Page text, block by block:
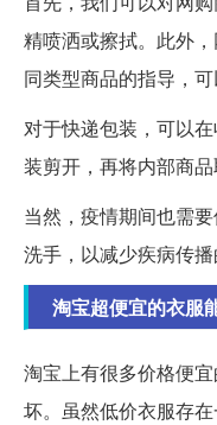
精喷洒或擦拭。此外
同类型商品的指导，可
对于快递包装，可以
装剪开，再将内部商品
当然，疫情期间也需
洗手，以减少疾病传播
淘宝超便宜的衣服
淘宝上有很多价格便
坏。虽然低价衣服存